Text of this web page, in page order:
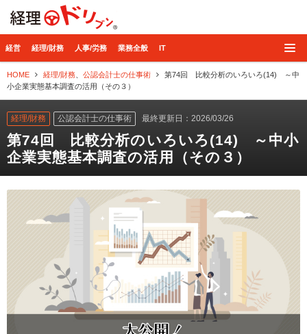
経営 経理/財務 人事/労務 業務全般 IT
HOME 経理/財務 公認会計士の仕事術
第74回 比較分析のいろいろ(14) ～中
小企業実態基本調査の活用（その３）
経理/財務 公認会計士の仕事術 最終更新日：2026/03/26
第74回 比較分析のいろいろ(14) ～中小
企業実態基本調査の活用（その３）